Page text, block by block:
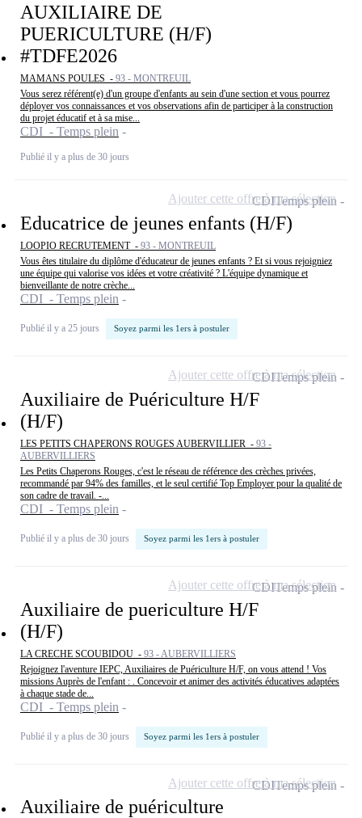
AUXILIAIRE DE
PUERICULTURE (H/F)
#TDFE2026
MAMANS POULES - 93 - MONTREUIL
Vous serez référent(e) d'un groupe d'enfants au sein d'une section et vous pourrez
déployer vos connaissances et vos observations afin de participer à la construction
du projet éducatif et à sa mise...
CDI - Temps plein
Publié il y a plus de 30 jours
Educatrice de jeunes enfants (H/F)
LOOPIO RECRUTEMENT - 93 - MONTREUIL
Vous êtes titulaire du diplôme d'éducateur de jeunes enfants ? Et si vous rejoigniez
une équipe qui valorise vos idées et votre créativité ? L'équipe dynamique et
bienveillante de notre crèche...
CDI - Temps plein
Publié il y a 25 jours Soyez parmi les 1ers à postuler
CDITemps plein
Ajouter cette offre à ma sélection
Auxiliaire de Puériculture H/F
(H/F)
LES PETITS CHAPERONS ROUGES AUBERVILLIER - 93 -
AUBERVILLIERS
Les Petits Chaperons Rouges, c'est le réseau de référence des crèches privées,
recommandé par 94% des familles, et le seul certifié Top Employer pour la qualité de
son cadre de travail. -...
CDI - Temps plein
Publié il y a plus de 30 jours Soyez parmi les 1ers à postuler
CDITemps plein
Ajouter cette offre à ma sélection
Auxiliaire de puericulture H/F
(H/F)
LA CRECHE SCOUBIDOU - 93 - AUBERVILLIERS
Rejoignez l'aventure IEPC, Auxiliaires de Puériculture H/F, on vous attend ! Vos
missions Auprès de l'enfant : . Concevoir et animer des activités éducatives adaptées
à chaque stade de...
CDI - Temps plein
Publié il y a plus de 30 jours Soyez parmi les 1ers à postuler
CDITemps plein
Ajouter cette offre à ma sélection
Auxiliaire de puériculture
CDITemps plein
Ajouter cette offre à ma sélection